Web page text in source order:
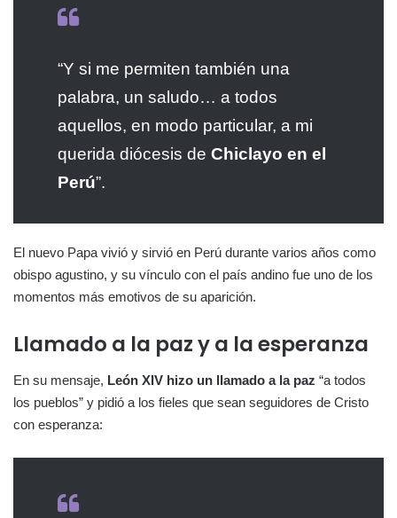
“Y si me permiten también una
palabra, un saludo… a todos
aquellos, en modo particular, a mi
querida diócesis de Chiclayo en el
Perú”.
El nuevo Papa vivió y sirvió en Perú durante varios años como
obispo agustino, y su vínculo con el país andino fue uno de los
momentos más emotivos de su aparición.
Llamado a la paz y a la esperanza
En su mensaje, León XIV hizo un llamado a la paz “a todos
los pueblos” y pidió a los fieles que sean seguidores de Cristo
con esperanza: